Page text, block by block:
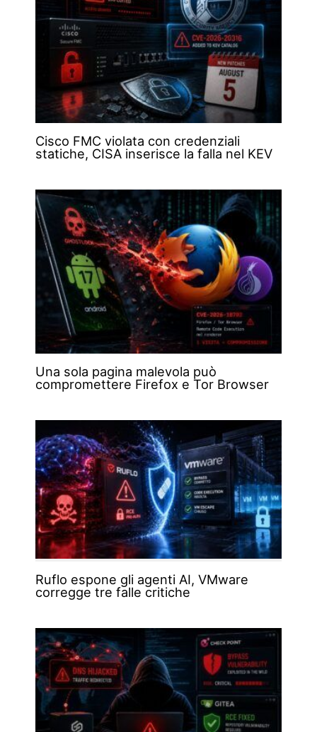
Cisco FMC violata con credenziali
statiche, CISA inserisce la falla nel KEV
Una sola pagina malevola può
compromettere Firefox e Tor Browser
Ruflo espone gli agenti AI, VMware
corregge tre falle critiche